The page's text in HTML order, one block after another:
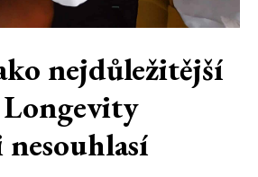
nejdůležitější